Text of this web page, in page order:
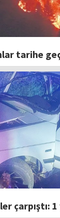
tarihe
çarpıştı: 1